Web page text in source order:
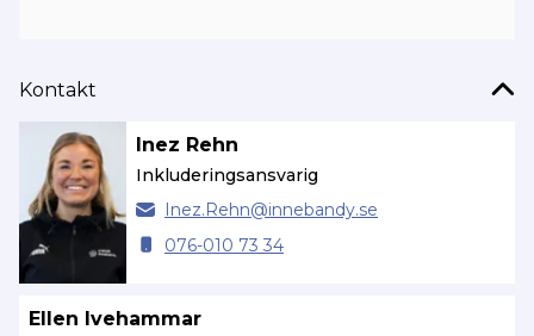
Kontakt
Inez Rehn
Inkluderingsansvarig
Inez.Rehn@innebandy.se
076-010 73 34
Ellen Ivehammar